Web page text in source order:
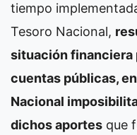
tiempo
Tesoro Nacional,
situación financiera
cuentas públicas,
Nacional
dichos aportes que